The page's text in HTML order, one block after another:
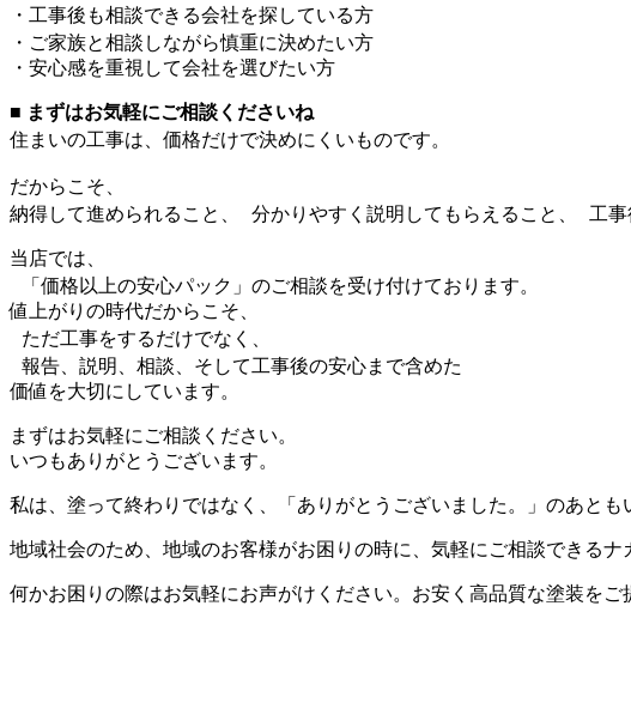
・工事後も相談できる会社を探している方
・ご家族と相談しながら慎重に決めたい方
・安心感を重視して会社を選びたい方
■ まずはお気軽にご相談くださいね
住まいの工事は、価格だけで決めにくいものです。
だからこそ、
納得して進められること、 分かりやすく説明してもらえること、 工事
当店では、
「価格以上の安心パック」のご相談を受け付けております。
値上がりの時代だからこそ、
ただ工事をするだけでなく、
報告、説明、相談、そして工事後の安心まで含めた
価値を大切にしています。
まずはお気軽にご相談ください。
いつもありがとうございます。
私は、塗って終わりではなく、「ありがとうございました。」のあと
地域社会のため、地域のお客様がお困りの時に、気軽にご相談できるナ
何かお困りの際はお気軽にお声がけください。お安く